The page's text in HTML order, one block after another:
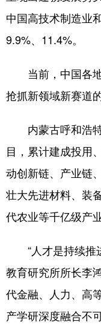
中国高技术制造业
9.9%、11.4%。
当前，中国各地
抢抓新领域新赛道
内蒙古呼和浩特
目，累计建成投用
动创新链、产业链
壮大先进材料、装
代农业等千亿级
“人才是持续推
教育研究所所长李
代金融、人力、高
产学研深度融合不